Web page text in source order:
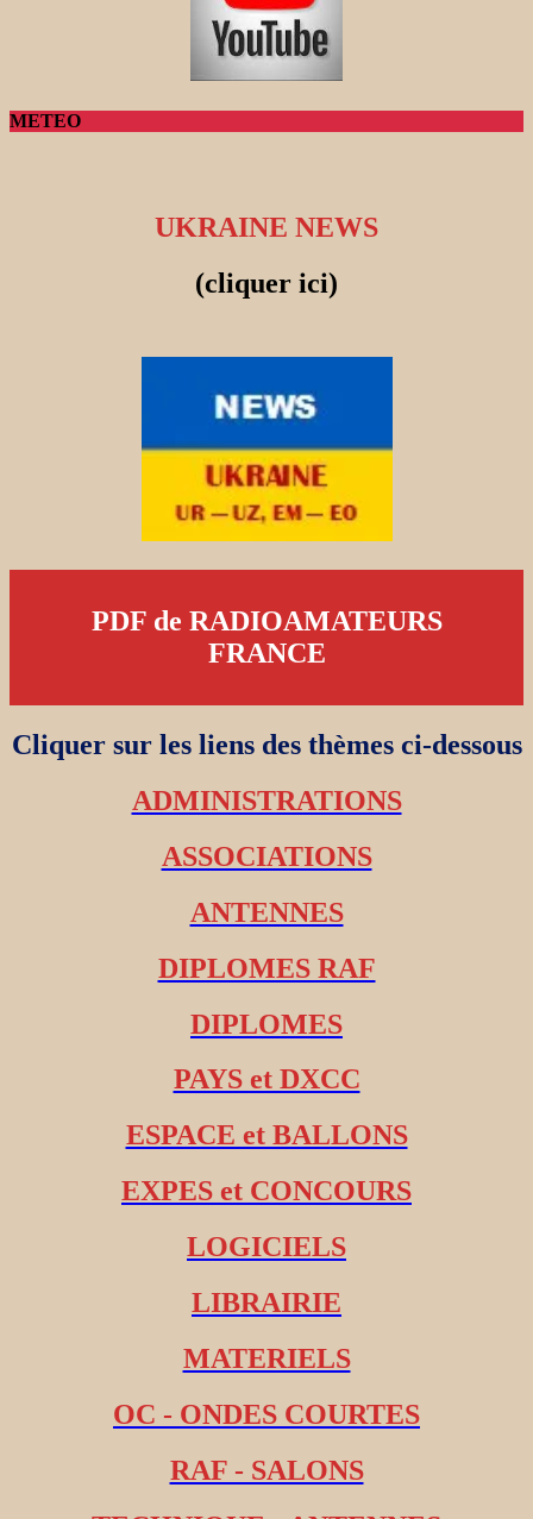
METEO
UKRAINE NEWS
(cliquer ici)
PDF de RADIOAMATEURS
FRANCE
Cliquer sur les liens des thèmes ci-dessous
ADMINISTRATIONS
ASSOCIATIONS
ANTENNES
DIPLOMES RAF
DIPLOMES
PAYS et DXCC
ESPACE et BALLONS
EXPES et CONCOURS
LOGICIELS
LIBRAIRIE
MATERIELS
OC - ONDES COURTES
RAF - SALONS